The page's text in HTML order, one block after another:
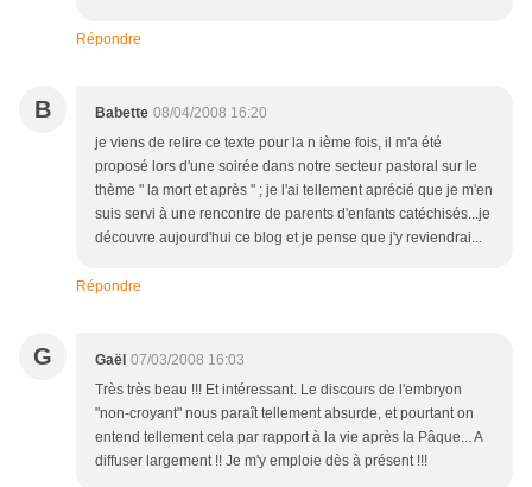
Répondre
B Babette 08/04/2008 16:20
je viens de relire ce texte pour la n ième fois, il m'a été
proposé lors d'une soirée dans notre secteur pastoral sur le
thème " la mort et après " ; je l'ai tellement aprécié que je m'en
suis servi à une rencontre de parents d'enfants catéchisés...je
découvre aujourd'hui ce blog et je pense que j'y reviendrai...
Répondre
G Gaël 07/03/2008 16:03
Très très beau !!! Et intéressant. Le discours de l'embryon
"non-croyant" nous paraît tellement absurde, et pourtant on
entend tellement cela par rapport à la vie après la Pâque... A
diffuser largement !! Je m'y emploie dès à présent !!!